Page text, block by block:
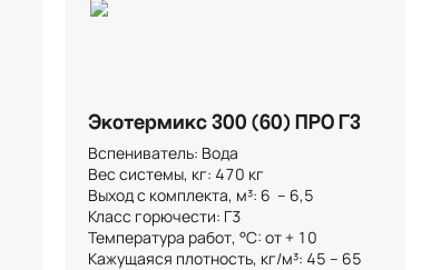
Экотермикс 300 (60) ПРО Г3
Вспениватель: Вода
Вес системы, кг: 470 кг
Выход с комплекта, м³: 6  – 6,5
Класс горючести: Г3
Температура работ, °C: от + 10
Кажущаяся плотность, кг/м³: 45 – 65